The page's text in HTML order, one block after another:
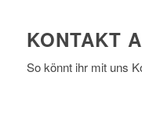
KONTAKT
So könnt ihr mit uns